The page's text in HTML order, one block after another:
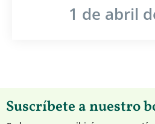
1 de abril
Suscríbete a nuestro